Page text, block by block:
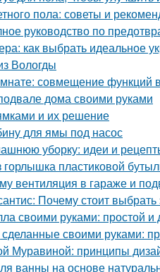
пола: советы и
руководство по
как выбрать идеальное
Вологды
совмещение функций
дома своими руками
и их решение
для ямы под насос
уборку: идеи и
пластиковой
вентиляция в гараже и
Почему стоит выбрать
своими руками: простой
своими руками:
Муравиной: принципы
ванны на основе